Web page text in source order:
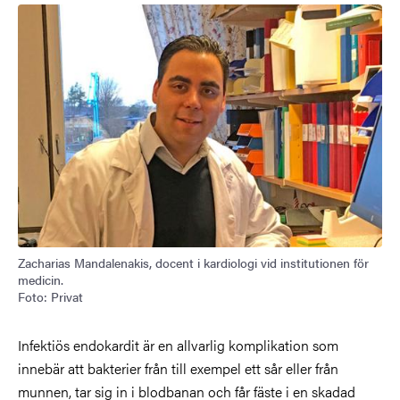
Bild
Zacharias Mandalenakis, docent i kardiologi vid institutionen för
medicin.
Foto: Privat
Infektiös endokardit är en allvarlig komplikation som
innebär att bakterier från till exempel ett sår eller från
munnen, tar sig in i blodbanan och får fäste i en skadad